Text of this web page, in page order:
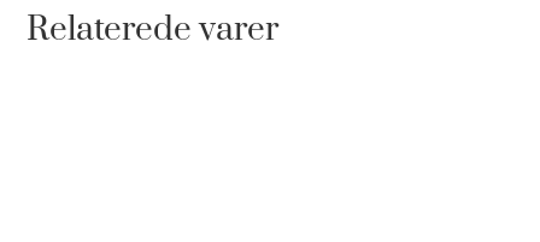
Relaterede varer